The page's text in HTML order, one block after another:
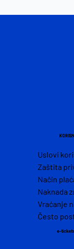
Uslovi
Zaštita
Način
Naknada
Vraćanje
Često
e-